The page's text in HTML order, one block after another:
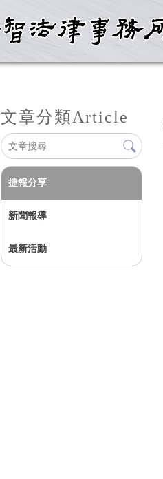
文章分類Article
捷報分享
新聞報導
最新活動